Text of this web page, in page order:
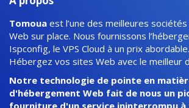
Tomoua est l’une des meilleures
Web sur place. Nous fournissons
Ispconfig, le VPS Cloud à un prix abordable.
Hébergez vos sites Web avec le meilleur
Notre technologie de pointe en
d'hébergement Web fait de nous un